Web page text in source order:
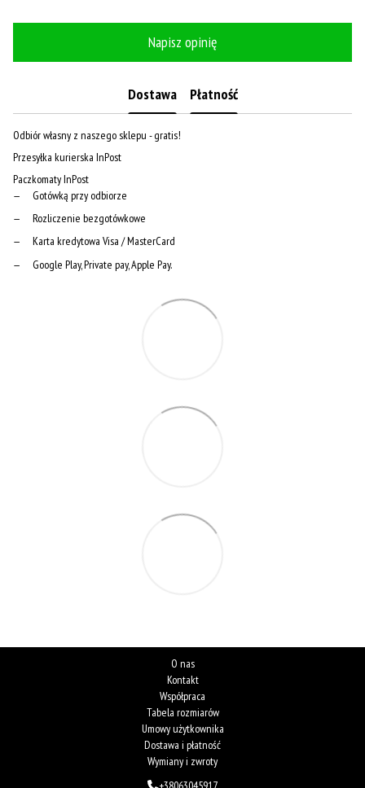
Napisz opinię
Dostawa Płatność
Odbiór własny z naszego sklepu - gratis!
Przesyłka kurierska InPost
Paczkomaty InPost
Gotówką przy odbiorze
Rozliczenie bezgotówkowe
Karta kredytowa Visa / MasterCard
Google Play, Private pay, Apple Pay.
O nas
Kontakt
Współpraca
Tabela rozmiarów
Umowy użytkownika
Dostawa i płatność
Wymiany i zwroty